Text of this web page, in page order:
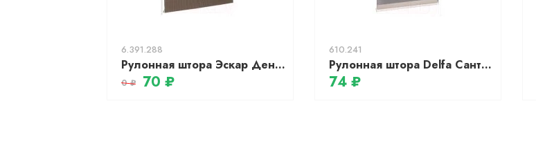
6.391.288
Рулонная штора Эскар День-Ночь 57x170 / 400508057 (коричневый)
0 ₽ 70 ₽
610.241
Рулонная штора Delfa Сантайм День-Ночь Натур МКД DN-4302 (52x160, шампань)
74 ₽